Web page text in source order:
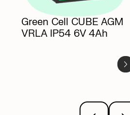
Green Cell CUBE AGM
VRLA IP54 6V 4Ah